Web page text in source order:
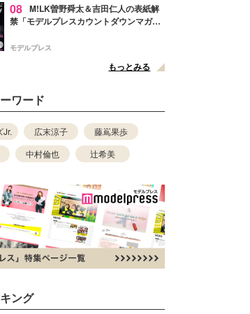
08 M!LK曽野舜太＆吉田仁人の表紙解
禁「モデルプレスカウントダウンマガジ
モデルプレス
もっとみる
ワード
Jr. 広末涼子
藤嶌果歩
中村倫也 辻希美
ング